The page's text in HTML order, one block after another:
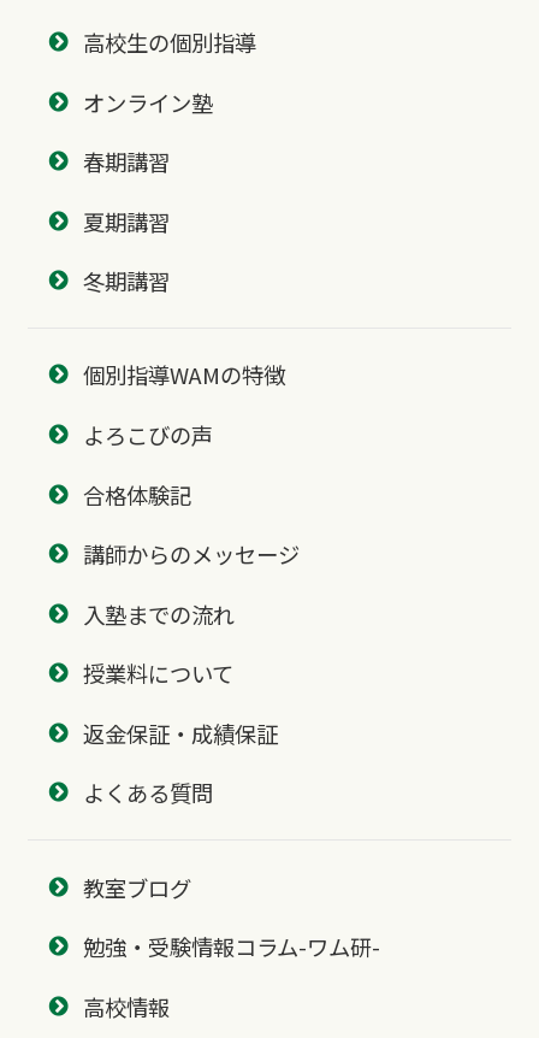
高校生の個別指導
オンライン塾
春期講習
夏期講習
冬期講習
個別指導WAMの特徴
よろこびの声
合格体験記
講師からのメッセージ
入塾までの流れ
授業料について
返金保証・成績保証
よくある質問
教室ブログ
勉強・受験情報コラム-ワム研-
高校情報